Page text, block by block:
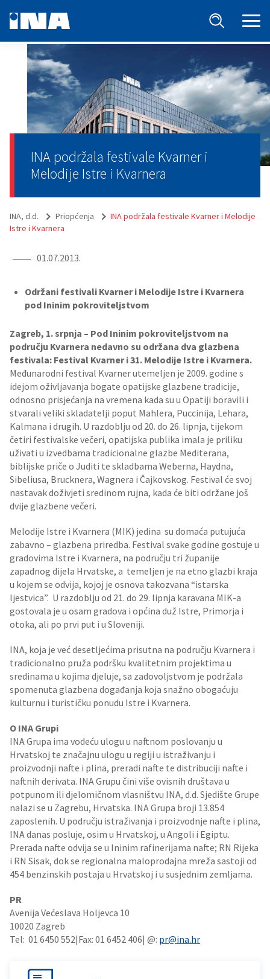
INA podržala festivale Kvarner i
Melodije Istre i Kvarnera
INA, d.d. Priopćenja
INA podržala festivale Kvarner i Melodije
Istre i Kvarnera
01.07.2013.
Održani festivali Kvarner i Melodije Istre i Kvarnera
pod Ininim pokroviteljstvom
Zagreb, 1. srpnja – Pod Ininim pokroviteljstvom na
području Kvarnera nedavno su održana dva glazbena
festivala: Festival Kvarner i 31. Melodije Istre i Kvarnera.
Međunarodni festival Kvarner utemeljen je 2009. godine s
idejom oživljavanja bogate opatijske glazbene tradicije,
odnosno prisjećanja na vremena kada su u Opatiji boravili i
stvarali veliki skladatelji poput Mahlera, Puccinija, Lehara,
Kalmana i drugih. U razdoblju od 20. do 26. lipnja, tijekom
četiri festivalske večeri, opatijska publika imala je priliku
uživati u izvedbama tradicionalne glazbe Mediterana,
biblijske priče o Juditi te skladbama Weberna, Haydna,
Sibeliusa, Brucknera, Wagnera i Čajkovskog. Festival će svoj
nastavak doživjeti sredinom rujna, kada će biti održane još
dvije glazbene večeri.
Melodije Istre i Kvarnera (MIK) jedina su domaća putujuća
zabavno – glazbena priredba. Festival svake godine gostuje u
gradovima Istre i Kvarnera, na području tri županije
zapadnog dijela Hrvatske, a temeljen je na etno glazbi kraja
u kojem se odvija, kojoj je osnova takozvana “istarska
ljestvica”. U razdoblju od 21. do 29. lipnja karavana MIK-a
gostovala je u osam gradova i općina duž Istre, Primorja i
otoka, ali po prvi put i u Sloveniji.
INA, koja je već desetljećima prisutna na području Kvarnera i
tradicionalno pruža podršku kvalitetnim projektima u
sredinama u kojima djeluje, sa zadovoljstvom je podržala
spomenuta glazbena događanja koja snažno obogaćuju
kulturnu i turističku ponudu Istre i Kvarnera.
O INA Grupi
INA Grupa ima vodeću ulogu u naftnom poslovanju u
Hrvatskoj te značajnu ulogu u regiji u istraživanju i
proizvodnji nafte i plina, preradi nafte te distribuciji nafte i
naftnih derivata. INA Grupu čini više ovisnih društava u
potpunom ili djelomičnom vlasništvu INA, d.d. Sjedište Grupe
nalazi se u Zagrebu, Hrvatska. INA Grupa broji 13.854
zaposlenih. U području istraživanja i proizvodnje nafte i plina,
INA danas posluje, osim u Hrvatskoj, u Angoli i Egiptu.
Prerada nafte odvija se u Ininim rafinerijama nafte; RN Rijeka
i RN Sisak, dok se regionalna maloprodajna mreža sastoji od
454 benzinskih postaja u Hrvatskoj i u susjednim zemljama.
PR
Avenija Većeslava Holjevca 10
10020 Zagreb
Tel: 01 6450 552|Fax: 01 6452 406| @: pr@ina.hr